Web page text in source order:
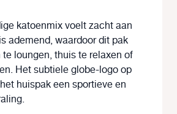
katoenmix voelt zacht aan
ademend, waardoor dit pak
loungen, thuis te relaxen of
Het subtiele globe-logo op
huispak een sportieve en